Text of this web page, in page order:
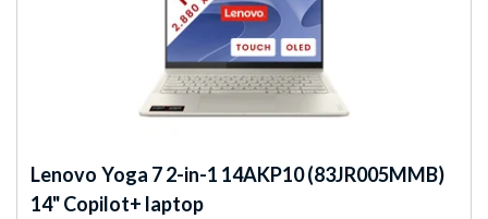
Lenovo Yoga 7 2-in-1 14AKP10 (83JR005MMB)
14" Copilot+ laptop